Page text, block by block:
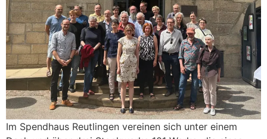
Im Spendhaus Reutlingen vereinen sich unter einem